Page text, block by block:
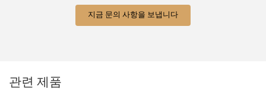
지금 문의 사항을 보냅니다
관련 제품